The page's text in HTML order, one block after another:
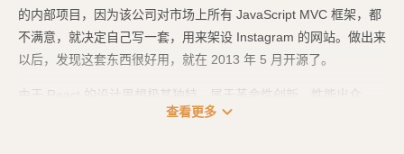
的内部项目，因为该公司对市场上所有 JavaScript MVC 框架，都
不满意，就决定自己写一套，用来架设 Instagram 的网站。做出来
以后，发现这套东西很好用，就在 2013 年 5 月开源了。
由于 React 的设计思想极其独特，属于革命性创新，性能出众，
代码逻辑却非常简单。所以，越来越多的人开始关注和使用，认为
查看更多 expand_more